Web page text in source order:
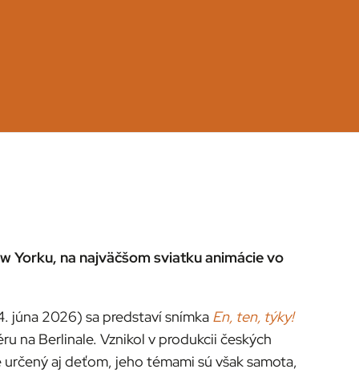
Yorku, na najväčšom sviatku animácie vo
júna 2026) sa predstaví snímka En, ten, týky!
na Berlinale. Vznikol v produkcii českých
aj deťom, jeho témami sú však samota,